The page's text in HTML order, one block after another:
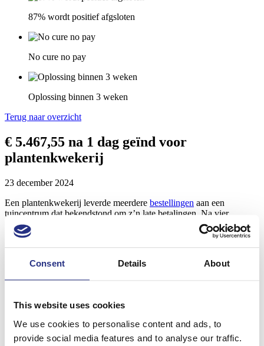
Consent Details About
This website uses cookies
We use cookies to personalise content and ads, to
provide social media features and to analyse our traffic.
87% wordt positief afgsloten
No cure no pay
Oplossing binnen 3 weken
Terug naar overzicht
€ 5.467,55 na 1 dag geïnd voor
plantenkwekerij
23 december 2024
Een plantenkwekerij leverde meerdere bestellingen aan een
tuincentrum dat bekendstond om z’n late betalingen. Na vier
aanmaningen
en herhaalde betaalbeloften zonder resultaat, werd het
dossier overgedragen aan KLAAR Incasso. Binnen 24 uur na onze
interventie, inclusief een aangetekende aanmaning en opvolging per
opdrachtgever hoefde enkel de btw op onze commissie te betalen,
Extra kosten (interest + schadebeding): € 760,67